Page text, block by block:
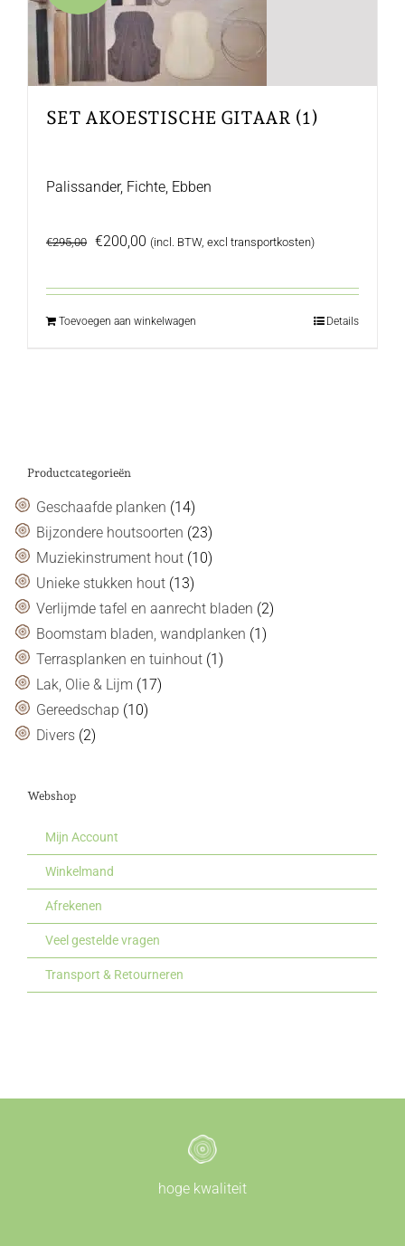
SET AKOESTISCHE GITAAR (1)
Palissander, Fichte, Ebben
€295,00 Oorspronkelijke
€200,00 Huidige
(incl. BTW, excl transportkosten)
Toevoegen aan winkelwagen Details
Productcategorieën
Geschaafde planken (14)
Bijzondere houtsoorten (23)
Muziekinstrument hout (10)
Unieke stukken hout (13)
Verlijmde tafel en aanrecht bladen (2)
Boomstam bladen, wandplanken (1)
Terrasplanken en tuinhout (1)
Lak, Olie & Lijm (17)
Gereedschap (10)
Divers (2)
Webshop
Mijn Account
Winkelmand
Afrekenen
Veel gestelde vragen
Transport & Retourneren
hoge kwaliteit